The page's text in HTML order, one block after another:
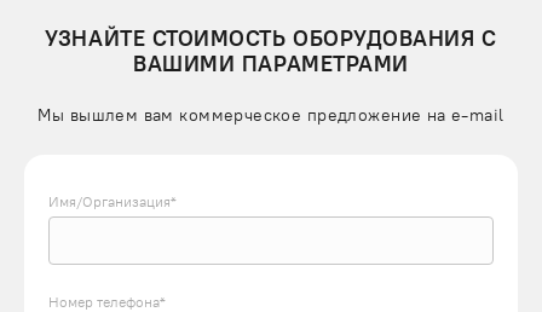
УЗНАЙТЕ СТОИМОСТЬ ОБОРУДОВАНИЯ С
ВАШИМИ ПАРАМЕТРАМИ
Мы вышлем вам коммерческое предложение на e-mail
Имя/Организация*
Номер телефона*